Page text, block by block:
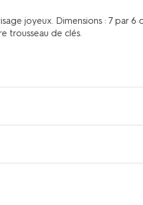
joyeux. Dimensions : 7 par 6
trousseau de clés.